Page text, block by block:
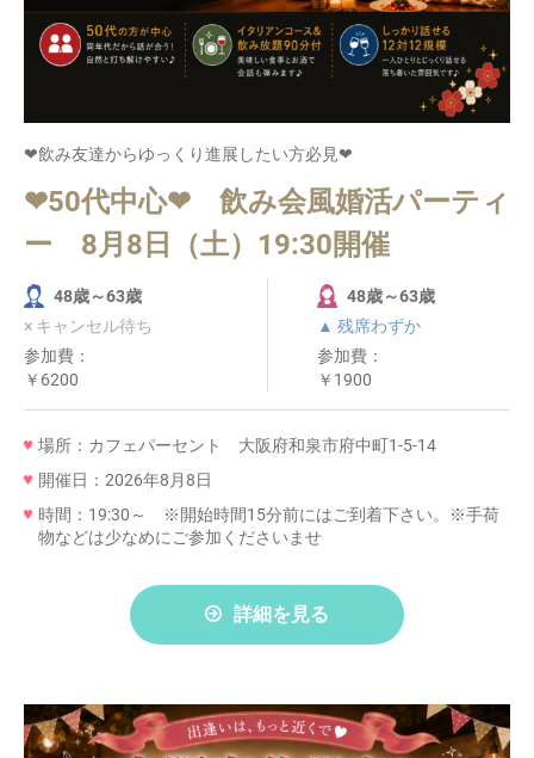
❤飲み友達からゆっくり進展したい方必見❤
❤50代中心❤ 飲み会風婚活パーティ
ー 8月8日（土）19:30開催
48歳～63歳
× キャンセル待ち
参加費：
￥6200
48歳～63歳
▲ 残席わずか
参加費：
￥1900
場所：カフェパーセント 大阪府和泉市府中町1-5-14
開催日：2026年8月8日
時間：19:30～ ※開始時間15分前にはご到着下さい。※手荷
物などは少なめにご参加くださいませ
詳細を見る